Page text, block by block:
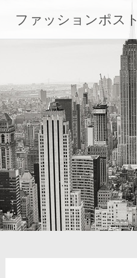
content
ファッションポスト